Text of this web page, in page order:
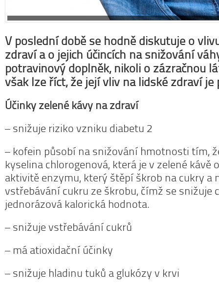
V poslední době se hodně diskutuje o
zdraví a o jejich účincích na snižování
potravinový doplněk, nikoli o zázračnou
však lze říct, že její vliv na lidské zdraví je
Účinky zelené kávy na zdraví
– snižuje riziko vzniku diabetu 2
– kofein působí na snižování hmotnosti tím,
kyselina chlorogenová, která je v zelené kávě
aktivitě enzymu, který štěpí škrob na cukry a
vstřebávání cukru ze škrobu, čímž se snižuje
jednorázová kalorická hodnota.
– snižuje vstřebávání cukrů
– má atioxidační účinky
– snižuje hladinu tuků a glukózy v krvi
Na tyto a